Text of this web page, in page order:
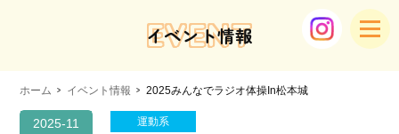
EVENT
イベント情報
ホーム イベント情報 2025みんなでラジオ体操in松本城
2025-11 運動系